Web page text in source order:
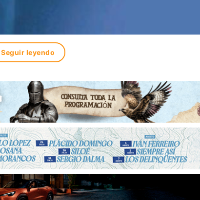
Seguir leyendo